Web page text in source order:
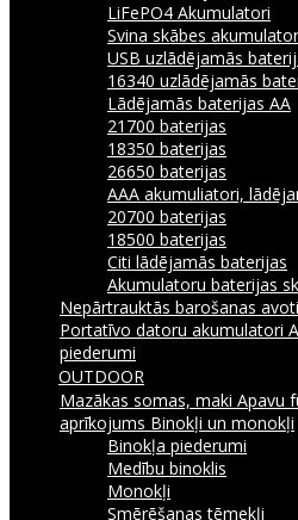
LiFePO4 Akumulatori
Svina skābes
USB uzlādējamās
16340 uzlādējamās
Lādējamās baterijas AA
21700 baterijas
18350 baterijas
26650 baterijas
AAA akumuliatori,
20700 baterijas
18500 baterijas
Citi lādējamās baterijas
Akumulatoru baterijas
Nepārtrauktās barošanas
Portatīvo datoru akumulatori
piederumi
OUTDOOR
Mazākas somas, maki Apavu
aprīkojums Binokļi un monokļi
Binokļa piederumi
Medību binoklis
Monokļi
Smērēšanas tēmekļi